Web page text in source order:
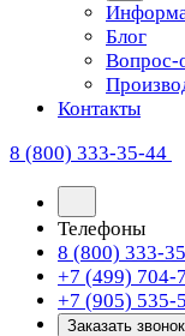
Блог
Вопрос-
Контакты
8 (800) 333-35-44
Телефоны
8 (800) 333-
+7 (499) 704-
+7 (905) 535-
Заказать звонок